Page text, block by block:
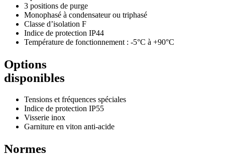
3 positions de purge
Monophasé à condensateur ou triphasé
Classe d’isolation F
Indice de protection IP44
Température de fonctionnement : -5°C à +90°C
Options
disponibles
Tensions et fréquences spéciales
Indice de protection IP55
Visserie inox
Garniture en viton anti-acide
Normes